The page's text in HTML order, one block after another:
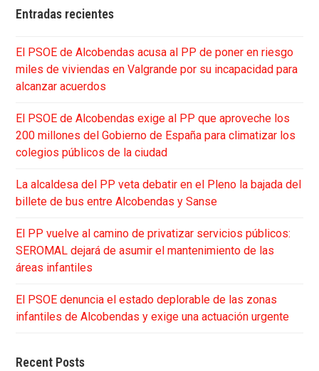
Entradas recientes
El PSOE de Alcobendas acusa al PP de poner en riesgo
miles de viviendas en Valgrande por su incapacidad para
alcanzar acuerdos
El PSOE de Alcobendas exige al PP que aproveche los
200 millones del Gobierno de España para climatizar los
colegios públicos de la ciudad
La alcaldesa del PP veta debatir en el Pleno la bajada del
billete de bus entre Alcobendas y Sanse
El PP vuelve al camino de privatizar servicios públicos:
SEROMAL dejará de asumir el mantenimiento de las
áreas infantiles
El PSOE denuncia el estado deplorable de las zonas
infantiles de Alcobendas y exige una actuación urgente
Recent Posts